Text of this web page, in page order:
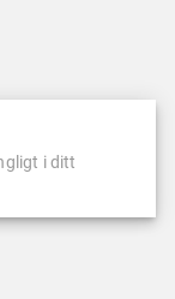
i ditt